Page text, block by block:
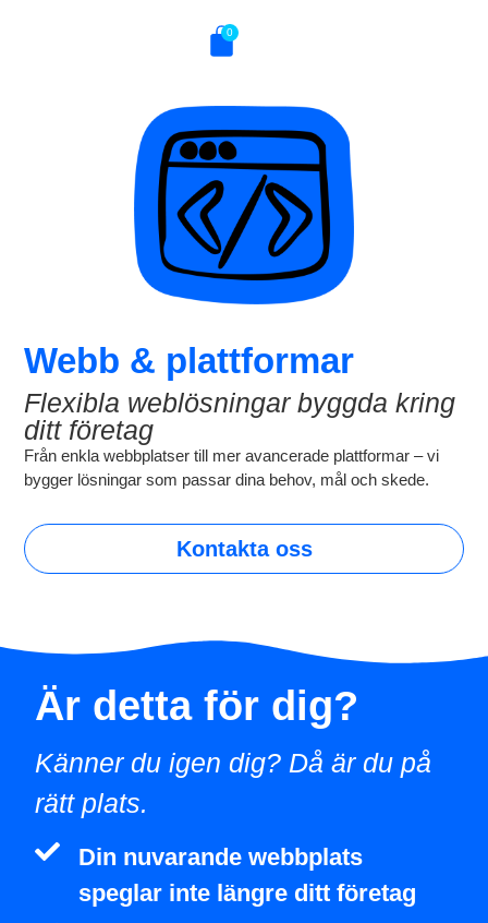
0
Webb & plattformar
Flexibla weblösningar byggda kring
ditt företag
Från enkla webbplatser till mer avancerade plattformar – vi
bygger lösningar som passar dina behov, mål och skede.
Kontakta oss
Är detta för dig?
Känner du igen dig? Då är du på
rätt plats.
Din nuvarande webbplats
speglar inte längre ditt företag